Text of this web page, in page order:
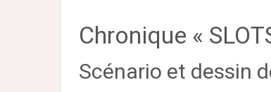
Chronique «
Scénario et dessin